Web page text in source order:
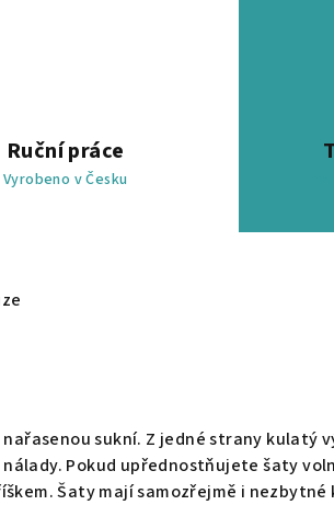
Ruční práce
Vyrobeno v Česku
sukní. Z jedné strany kulatý
Pokud upřednostňujete šaty
Šaty mají samozřejmě i